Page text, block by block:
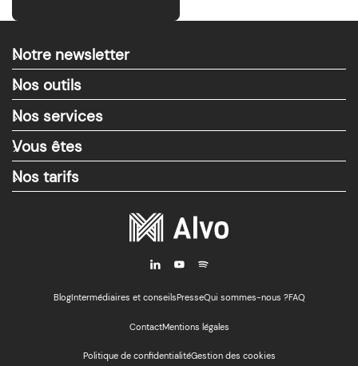
>
Notre newsletter
>
Nos outils
>
Nos services
>
Vous êtes
>
Nos tarifs
i y M
BlogIntermédiaires et conseilsPresseQui sommes-nous ?FAQ
ContactMentions légales
Politique de confidentialitéGestion des cookies